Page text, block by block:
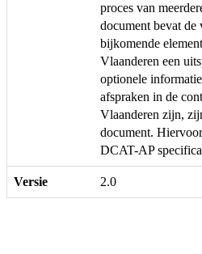
proces van
document bevat de
bijkomende
Vlaanderen een
optionele
afspraken in de
Vlaanderen zijn,
document.
DCAT-AP
Versie 2.0